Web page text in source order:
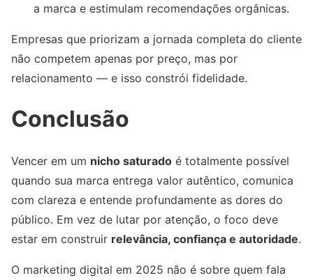
a marca e estimulam recomendações orgânicas.
Empresas que priorizam a jornada completa do cliente
não competem apenas por preço, mas por
relacionamento — e isso constrói fidelidade.
Conclusão
Vencer em um nicho saturado é totalmente possível
quando sua marca entrega valor autêntico, comunica
com clareza e entende profundamente as dores do
público. Em vez de lutar por atenção, o foco deve
estar em construir relevância, confiança e autoridade.
O marketing digital em 2025 não é sobre quem fala